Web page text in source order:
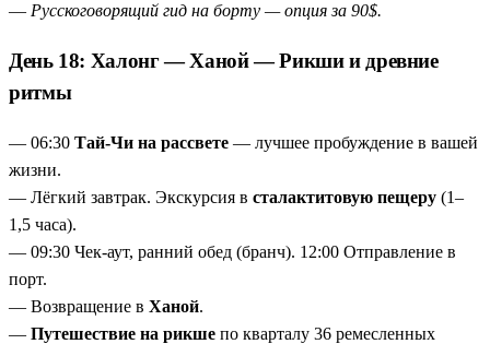
— Русскоговорящий гид на борту — опция за 90$.
День 18: Халонг — Ханой — Рикши и древние
ритмы
— 06:30 Тай-Чи на рассвете — лучшее пробуждение в вашей
жизни.
— Лёгкий завтрак. Экскурсия в сталактитовую пещеру (1–
1,5 часа).
— 09:30 Чек-аут, ранний обед (бранч). 12:00 Отправление в
порт.
— Возвращение в Ханой.
— Путешествие на рикше по кварталу 36 ремесленных